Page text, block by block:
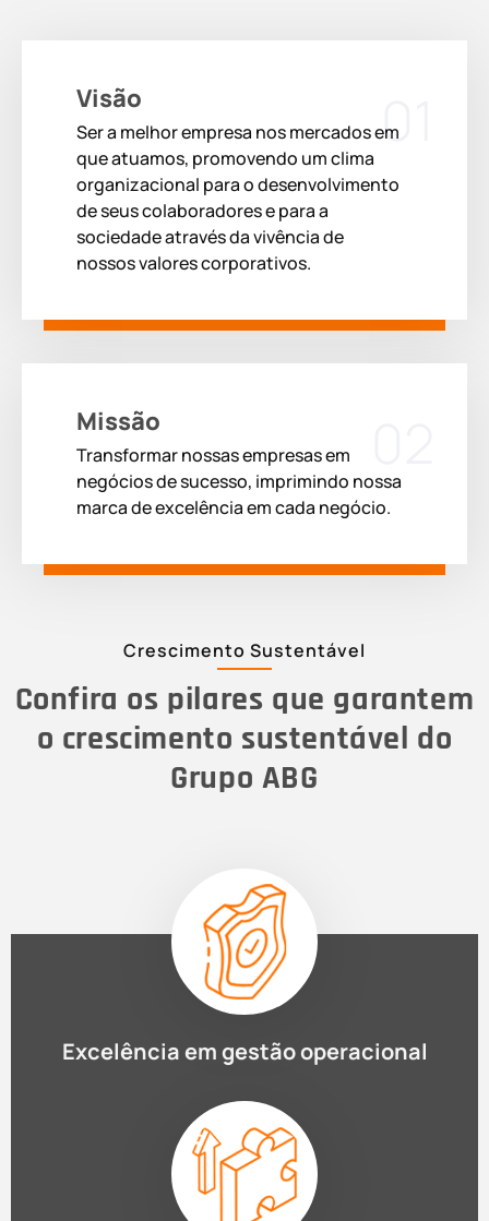
Visão
Ser a melhor empresa nos mercados em
que atuamos, promovendo um clima
organizacional para o desenvolvimento
de seus colaboradores e para a
sociedade através da vivência de
nossos valores corporativos.
01
Missão
Transformar nossas empresas em
negócios de sucesso, imprimindo nossa
marca de excelência em cada negócio.
Crescimento Sustentável
Confira os pilares que garantem
o crescimento sustentável do
Grupo ABG
Excelência em gestão operacional